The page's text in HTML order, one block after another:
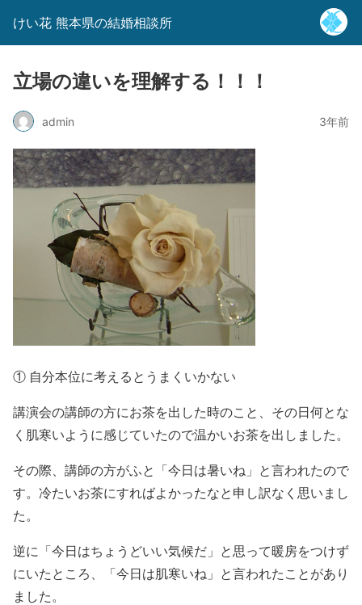
けい花 熊本県の結婚相談所
立場の違いを理解する！！！
admin 3年前
① 自分本位に考えるとうまくいかない
講演会の講師の方にお茶を出した時のこと、その日何とな
く肌寒いように感じていたので温かいお茶を出しました。
その際、講師の方がふと「今日は暑いね」と言われたので
す。冷たいお茶にすればよかったなと申し訳なく思いまし
た。
逆に「今日はちょうどいい気候だ」と思って暖房をつけず
にいたところ、「今日は肌寒いね」と言われたことがあり
ました。